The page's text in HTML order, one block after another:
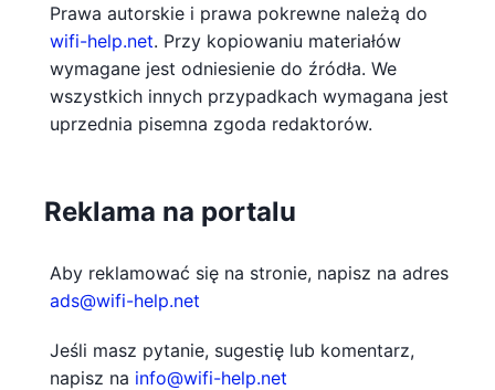
Prawa autorskie i prawa pokrewne należą do
wifi-help.net. Przy kopiowaniu materiałów
wymagane jest odniesienie do źródła. We
wszystkich innych przypadkach wymagana jest
uprzednia pisemna zgoda redaktorów.
Reklama na portalu
Aby reklamować się na stronie, napisz na adres
ads@wifi-help.net
Jeśli masz pytanie, sugestię lub komentarz,
napisz na info@wifi-help.net